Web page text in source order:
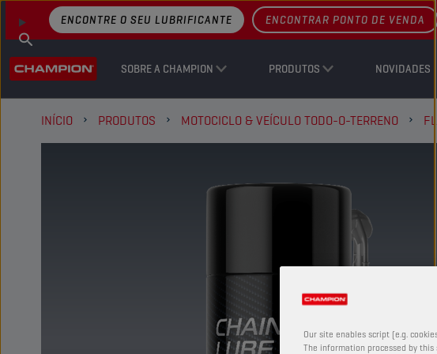
SOBRE A CHAMPION PRODUTOS NOVIDADES
ENCONTRE O SEU LUBRIFICANTE ENCONTRAR PONTO DE VENDA
INÍCIO PRODUTOS MOTOCICLO & VEÍCULO TODO-O-TERRENO
Our site enables script (e.g.
The information processed by